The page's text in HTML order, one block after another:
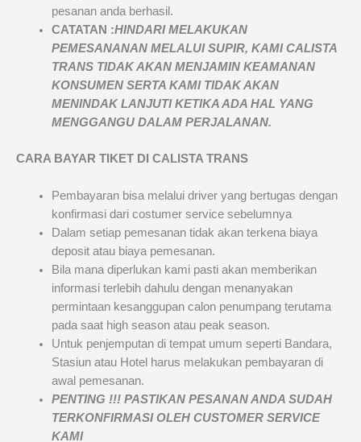
pesanan anda berhasil.
CATATAN :HINDARI MELAKUKAN
PEMESANANAN MELALUI SUPIR, KAMICALISTA
TRANSTIDAK AKAN MENJAMINKEAMANAN
KONSUMEN SERTA KAMI TIDAK AKAN
MENINDAK LANJUTI KETIKA ADA HAL YANG
MENGGANGU DALAM PERJALANAN.
CARA BAYAR TIKET DI CALISTA TRANS
Pembayaran bisa melalui driver yang bertugas dengan
konfirmasi dari costumer service sebelumnya
Dalam setiap pemesanan tidak akan terkena biaya
deposit atau biaya pemesanan.
Bila mana diperlukan kami pasti akan memberikan
informasi terlebih dahulu dengan menanyakan
permintaan kesanggupan calon penumpang terutama
pada saat high season atau peak season.
Untuk penjemputan di tempat umum seperti Bandara,
Stasiun atau Hotel harus melakukan pembayaran di
awal pemesanan.
PENTING !!! PASTIKAN PESANAN ANDA SUDAH
TERKONFIRMASI OLEH CUSTOMER SERVICE
KAMI